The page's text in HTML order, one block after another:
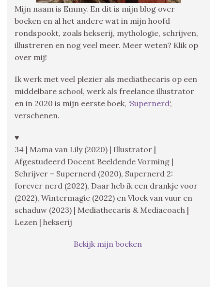
Mijn naam is Emmy. En dit is mijn blog over
boeken en al het andere wat in mijn hoofd
rondspookt, zoals hekserij, mythologie, schrijven,
illustreren en nog veel meer. Meer weten? Klik op
over mij!
Ik werk met veel plezier als mediathecaris op een
middelbare school, werk als freelance illustrator
en in 2020 is mijn eerste boek, ‘Supernerd‘,
verschenen.
♥
34 | Mama van Lily (2020) | Illustrator |
Afgestudeerd Docent Beeldende Vorming |
Schrijver – Supernerd (2020), Supernerd 2:
forever nerd (2022), Daar heb ik een drankje voor
(2022), Wintermagie (2022) en Vloek van vuur en
schaduw (2023) | Mediathecaris & Mediacoach |
Lezen | hekserij
Bekijk mijn boeken